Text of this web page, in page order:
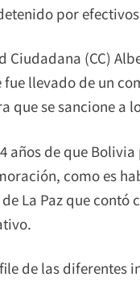
por
Ciudadana (CC)
llevado de un
que se sancione a
años de que
como es
La Paz que
de las diferentes